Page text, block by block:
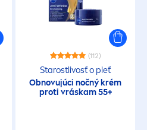
(112)
Starostlivosť o pleť
Obnovujúci nočný krém
proti vráskam 55+